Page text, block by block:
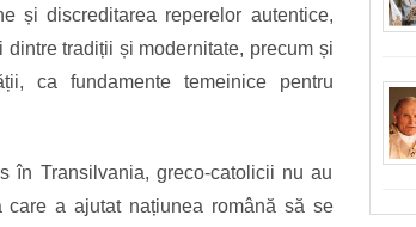
și discreditarea reperelor autentice,
tradiții și modernitate, precum și
ca fundamente temeinice pentru
în Transilvania, greco-catolicii nu au
a ajutat națiunea română să se